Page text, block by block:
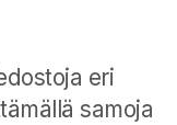
eri
samoja